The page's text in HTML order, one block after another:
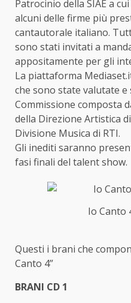
Patrocinio della SIAE a
alcuni delle firme più
cantautorale italiano.
sono stati invitati a
appositamente per gli
La piattaforma
che sono state valutate e
Commissione composta
della Direzione Artistica
Divisione Musica di RTI.
Gli inediti saranno
fasi finali del talent show.
Io Canto
Questi i brani che
Canto 4”
BRANI CD 1